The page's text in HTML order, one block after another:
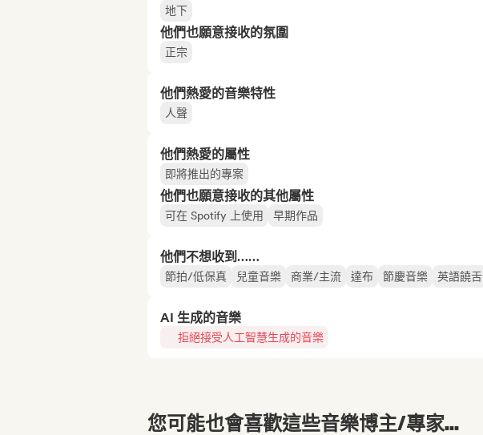
地下
他們也願意接收的氛圍
正宗
他們熱愛的音樂特性
人聲
他們熱愛的屬性
即將推出的專案
他們也願意接收的其他屬性
可在 Spotify 上使用 早期作品
他們不想收到……
節拍/低保真 兒童音樂 商業/主流 達布 節慶音樂 英語饒舌
AI 生成的音樂
拒絕接受人工智慧生成的音樂
您可能也會喜歡這些音樂博主/專家...